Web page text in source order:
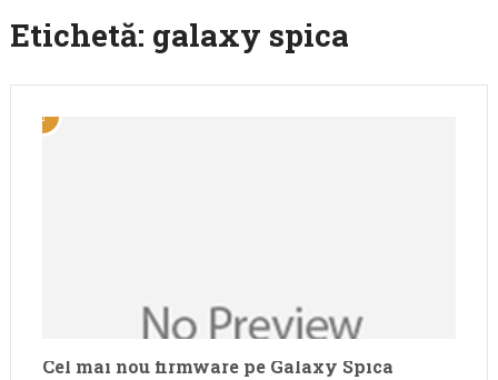
Etichetă: galaxy spica
Cel mai nou firmware pe Galaxy Spica